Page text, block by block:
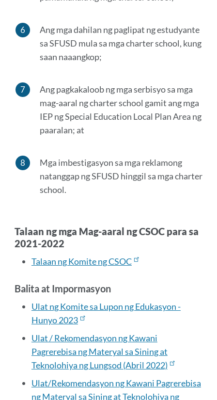
Ang mga dahilan ng paglipat ng estudyante
sa SFUSD mula sa mga charter school, kung
saan naaangkop;
Ang pagkakaloob ng mga serbisyo sa mga
mag-aaral ng charter school gamit ang mga
IEP ng Special Education Local Plan Area ng
paaralan; at
Mga imbestigasyon sa mga reklamong
natanggap ng SFUSD hinggil sa mga charter
school.
Talaan ng mga Mag-aaral ng CSOC para sa
2021-2022
Talaan ng Komite ng CSOC
Balita at Impormasyon
Ulat ng Komite sa Lupon ng Edukasyon -
Hunyo 2023
Ulat / Rekomendasyon ng Kawani
Pagrerebisa ng Materyal sa Sining at
Teknolohiya ng Lungsod (Abril 2022)
Ulat/Rekomendasyon ng Kawani Pagrerebisa
ng Materyal sa Sining at Teknolohiya ng